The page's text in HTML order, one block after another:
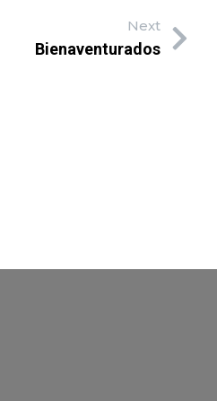
Next
Bienaventurados